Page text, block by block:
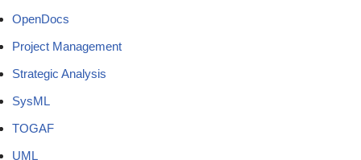
OpenDocs
Project Management
Strategic Analysis
SysML
TOGAF
UML